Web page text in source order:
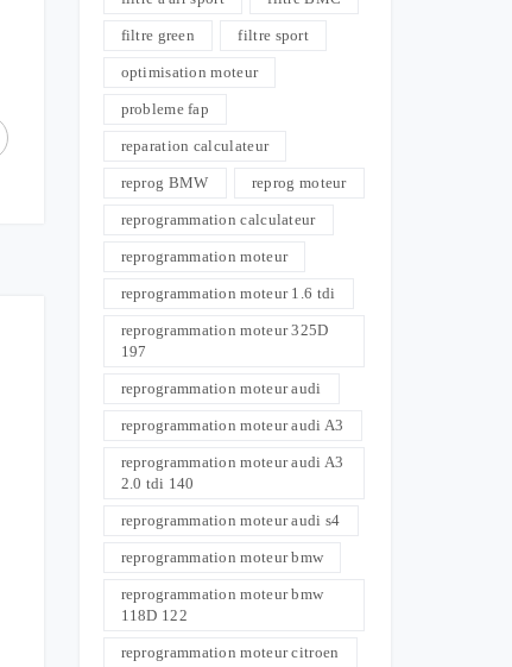
filtre green filtre sport
optimisation moteur
probleme fap
reparation calculateur
reprog BMW reprog moteur
reprogrammation calculateur
reprogrammation moteur
reprogrammation moteur 1.6 tdi
reprogrammation moteur 325D
197
reprogrammation moteur audi
reprogrammation moteur audi A3
reprogrammation moteur audi A3
2.0 tdi 140
reprogrammation moteur audi s4
reprogrammation moteur bmw
reprogrammation moteur bmw
118D 122
reprogrammation moteur citroen